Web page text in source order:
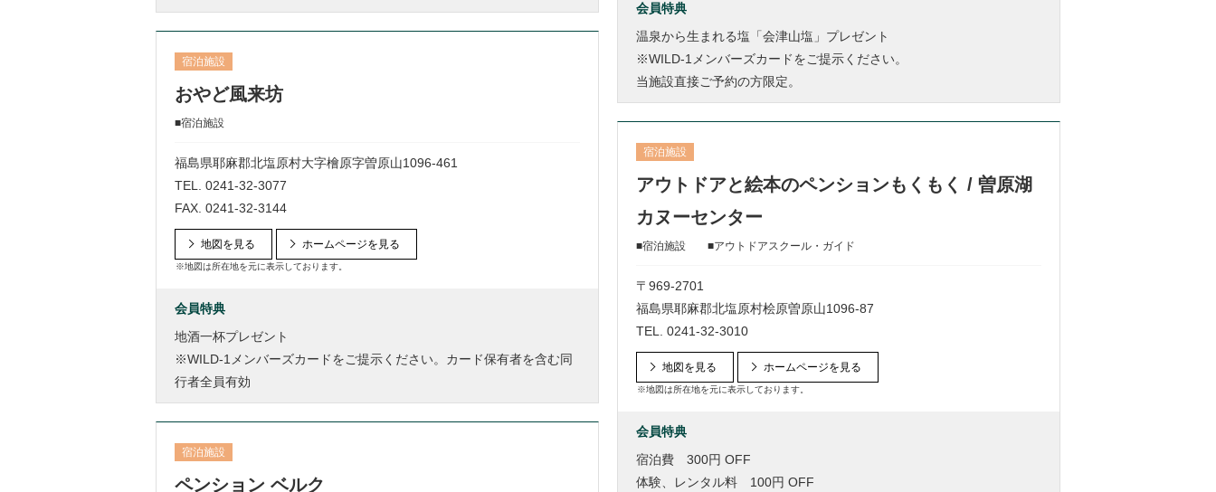
会員特典
温泉から生まれる塩「会津山塩」プレゼント
※WILD-1メンバーズカードをご提示ください。
当施設直接ご予約の方限定。
宿泊施設
おやど風来坊
■宿泊施設
福島県耶麻郡北塩原村大字檜原字曽原山1096-461
TEL. 0241-32-3077
FAX. 0241-32-3144
地図を見る
※地図は所在地を元に表示しております。
ホームページを見る
会員特典
地酒一杯プレゼント
※WILD-1メンバーズカードをご提示ください。カード保有者を含む同
行者全員有効
宿泊施設
アウトドアと絵本のペンションもくもく / 曽原湖
カヌーセンター
■宿泊施設 ■アウトドアスクール・ガイド
〒969-2701
福島県耶麻郡北塩原村桧原曽原山1096-87
TEL. 0241-32-3010
地図を見る
※地図は所在地を元に表示しております。
ホームページを見る
会員特典
宿泊費 300円 OFF
体験、レンタル料 100円 OFF
宿泊施設
ペンション ベルク